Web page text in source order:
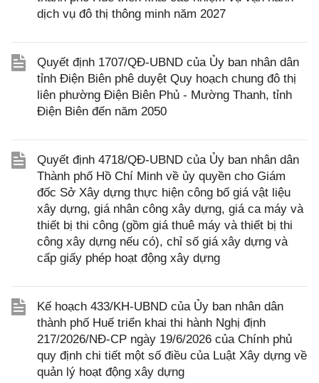
dịch vụ đô thị thông minh năm 2027
Quyết định 1707/QĐ-UBND của Ủy ban nhân dân
tỉnh Điện Biên phê duyệt Quy hoạch chung đô thị
liên phường Điện Biên Phủ - Mường Thanh, tỉnh
Điện Biên đến năm 2050
Quyết định 4718/QĐ-UBND của Ủy ban nhân dân
Thành phố Hồ Chí Minh về ủy quyền cho Giám
đốc Sở Xây dựng thực hiện công bố giá vật liệu
xây dựng, giá nhân công xây dựng, giá ca máy và
thiết bị thi công (gồm giá thuê máy và thiết bị thi
công xây dựng nếu có), chỉ số giá xây dựng và
cấp giấy phép hoạt động xây dựng
Kế hoạch 433/KH-UBND của Ủy ban nhân dân
thành phố Huế triển khai thi hành Nghị định
217/2026/NĐ-CP ngày 19/6/2026 của Chính phủ
quy định chi tiết một số điều của Luật Xây dựng về
quản lý hoạt động xây dựng